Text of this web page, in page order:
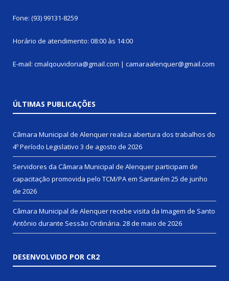
Fone: (93) 99131-8259
Horário de atendimento: 08:00 às 14:00
E-mail: cmalqouvidoria@gmail.com | camaraalenquer@gmail.com
ÚLTIMAS PUBLICAÇÕES
Câmara Municipal de Alenquer realiza abertura dos trabalhos do
4º Período Legislativo 3 de agosto de 2026
Servidores da Câmara Municipal de Alenquer participam de
capacitação promovida pelo TCM/PA em Santarém 25 de junho
de 2026
Câmara Municipal de Alenquer recebe visita da Imagem de Santo
Antônio durante Sessão Ordinária. 28 de maio de 2026
DESENVOLVIDO POR CR2